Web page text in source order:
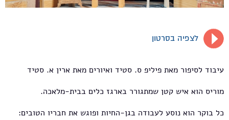
לצפיה בסרטון
עיבוד לסיפור מאת פיליפ ס. סטיד ואיורים מאת ארין א. סטיד
מוריס הוא איש קטן שמתגורר בארגז כלים בבית-מלאכה.
כל בוקר הוא נוסע לעבודה בגן-החיות ופוגש את חבריו הטובים: